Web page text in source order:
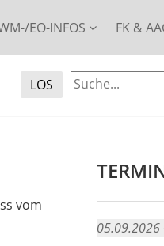
EO-INFOS FK &
vom